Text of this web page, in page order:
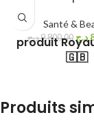
Santé &
9,800.00د.ج د.ج
produit
🇬🇧
Produits